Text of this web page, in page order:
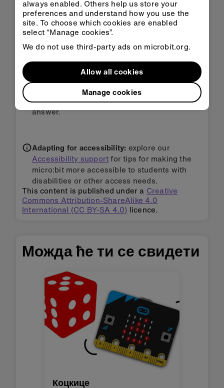
Adjust the program so that it helps you to
learn square numbers.
another program on a different micro:bit to
keep track of the players' scores.
different sound effects, which you can play
when players give a correct or incorrect
answer.
Adapting for accessibility: explore our
Accessibility supportfor tips for making the
micro:bit more accessible to students with
disabilities or other access needs.
This content is published under a Creative
Commons Attribution-ShareAlike 4.0
International (CC BY-SA 4.0) licence.
Можда ће ти се свидети
Коцкице
always enabled. Others help us store your
preferences and understand how you use the
site. To choose which cookies are enabled
select “Manage cookies”.
We do not use third-party ads on microbit.org.
Manage cookies
Allow all cookies